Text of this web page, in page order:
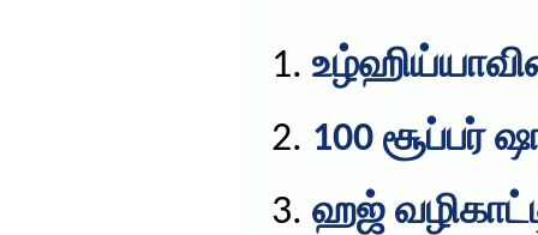
100 சூப்பர்
ஹஜ்